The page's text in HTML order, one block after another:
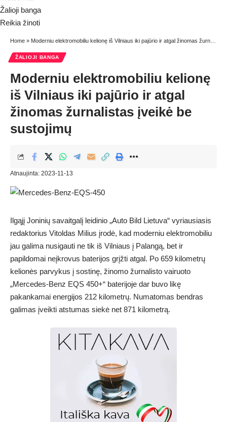
Žalioji banga
Reikia žinoti
Home » Moderniu elektromobiliu kelionę iš Vilniaus iki pajūrio ir atgal žinomas žurnalistas įveikė be sustojimų
ŽALIOJI BANGA
Moderniu elektromobiliu kelionę
iš Vilniaus iki pajūrio ir atgal
žinomas žurnalistas įveikė be
sustojimų
Atnaujinta: 2023-11-13
Ilgąjį Joninių savaitgalį leidinio „Auto Bild Lietuva“ vyriausiasis
redaktorius Vitoldas Milius įrodė, kad moderniu elektromobiliu
jau galima nusigauti ne tik iš Vilniaus į Palangą, bet ir
papildomai neįkrovus baterijos grįžti atgal. Po 659 kilometrų
kelionės parvykus į sostinę, žinomo žurnalisto vairuoto
„Mercedes-Benz EQS 450+“ baterijoje dar buvo likę
pakankamai energijos 212 kilometrų. Numatomas bendras
galimas įveikti atstumas siekė net 871 kilometrą.